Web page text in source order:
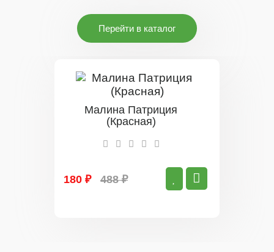
Перейти в каталог
Малина Патриция
(Красная)
180 ₽ 488 ₽